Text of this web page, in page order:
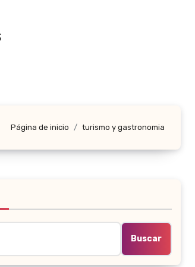
Página de inicio turismo y gastronomia
Buscar